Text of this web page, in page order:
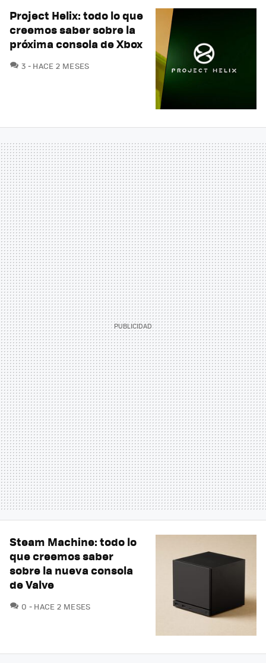
Project Helix: todo lo que
creemos saber sobre la
próxima consola de Xbox
3 COMENTARIOS
HACE 2 MESES
Steam Machine: todo lo
que creemos saber
sobre la nueva consola
de Valve
0 COMENTARIOS
HACE 2 MESES